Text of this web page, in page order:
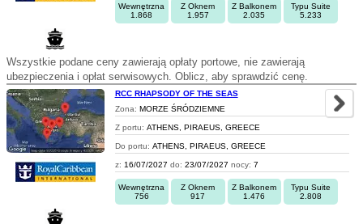
Wewnętrzna
1.868
Z Oknem
1.957
Z Balkonem
2.035
Typu Suite
5.233
Wszystkie podane ceny zawierają opłaty portowe, nie zawierają
ubezpieczenia i opłat serwisowych. Oblicz, aby sprawdzić cenę.
RCC RHAPSODY OF THE SEAS
Zona: MORZE ŚRÓDZIEMNE
Z portu: ATHENS, PIRAEUS, GREECE
Do portu: ATHENS, PIRAEUS, GREECE
z: 16/07/2027 do: 23/07/2027 nocy: 7
Wewnętrzna
756
Z Oknem
917
Z Balkonem
1.476
Typu Suite
2.808